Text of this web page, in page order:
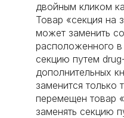
двойным кликом
Товар «секция на
может заменить
расположенного в
секцию путем
дополнительных
заменится только
перемещен товар
заменять секцию